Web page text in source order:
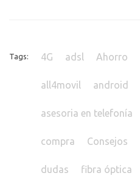
minuto-y-mas/
4G adsl Ahorro
all4movil android